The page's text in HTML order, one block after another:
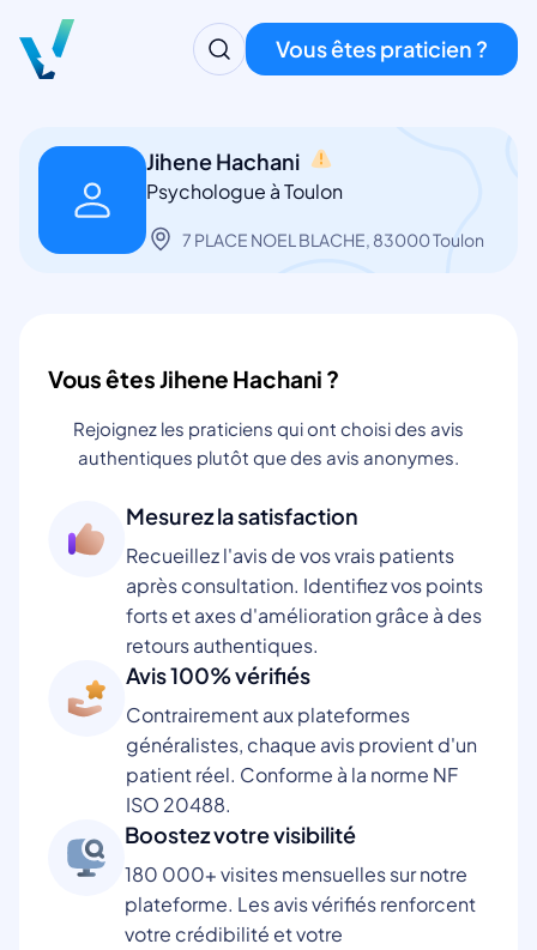
Vous êtes praticien ?
Jihene Hachani
Psychologue à Toulon
7 PLACE NOEL BLACHE, 83000 Toulon
Vous êtes Jihene Hachani ?
Rejoignez les praticiens qui ont choisi des avis
authentiques plutôt que des avis anonymes.
Mesurez la satisfaction
Recueillez l'avis de vos vrais patients
après consultation. Identifiez vos points
forts et axes d'amélioration grâce à des
retours authentiques.
Avis 100% vérifiés
Contrairement aux plateformes
généralistes, chaque avis provient d'un
patient réel. Conforme à la norme NF
ISO 20488.
Boostez votre visibilité
180 000+ visites mensuelles sur notre
plateforme. Les avis vérifiés renforcent
votre crédibilité et votre